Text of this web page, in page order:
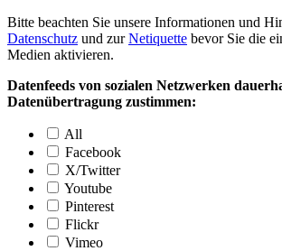
Bitte beachten Sie unsere Informationen und
Datenschutz und zurNetiquette bevor Sie die
Medien aktivieren.
Datenfeeds von sozialen Netzwerken
Datenübertragung zustimmen:
All
Facebook
X/Twitter
Youtube
Pinterest
Flickr
Vimeo